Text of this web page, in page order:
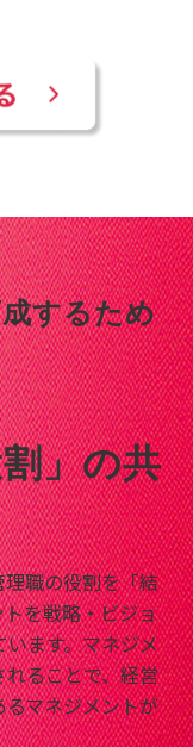
するため
」の共
職の役割を「結
を戦略・ビジョ
います。マネジメ
ることで、経営
マネジメントが